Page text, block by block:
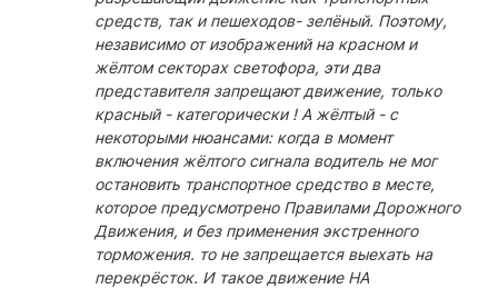
средств, так и пешеходов- зелёный. Поэтому,
независимо от изображений на красном и
жёлтом секторах светофора, эти два
представителя запрещают движение, только
красный - категорически ! А жёлтый - с
некоторыми нюансами: когда в момент
включения жёлтого сигнала водитель не мог
остановить транспортное средство в месте,
которое предусмотрено Правилами Дорожного
Движения, и без применения экстренного
торможения. то не запрещается выехать на
перекрёсток. И такое движение НА